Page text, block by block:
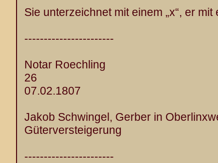
Sie unterzeichnet mit einem „x“, er mit
-----------------------
Notar Roechling
26
07.02.1807
Jakob Schwingel, Gerber in
Güterversteigerung
-----------------------